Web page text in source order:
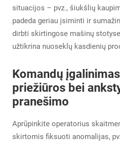
situacijos – pvz., šiukšlių
padeda geriau įsiminti ir
dirbti skirtingose mašinų
užtikrina nuoseklų kasdienių
Komandų
priežiūros bei
pranešimo
Aprūpinkite operatorius
skirtomis fiksuoti anomalijas,